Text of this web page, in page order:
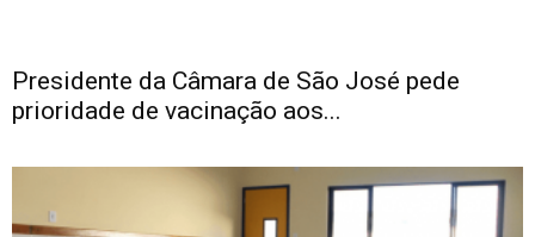
Presidente da Câmara de São José pede
prioridade de vacinação aos...